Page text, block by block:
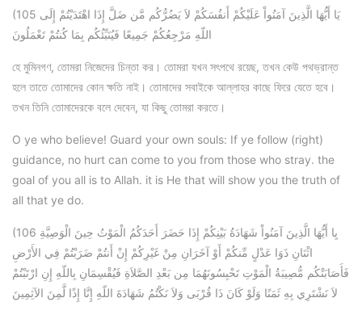
(105 يَا أَيُّهَا الَّذِينَ آمَنُواْ عَلَيْكُمْ أَنفُسَكُمْ لاَ يَضُرُّكُم مَّن ضَلَّ إِذَا اهْتَدَيْتُمْ إِلَى
اللّهِ مَرْجِعُكُمْ جَمِيعًا فَيُنَبِّئُكُم بِمَا كُنتُمْ تَعْمَلُونَ
হে মুমিনগণ, তোমরা নিজেদের চিন্তা কর। তোমরা যখন সৎপথে রয়েছ, তখন কেউ পথভ্রান্ত
হলে তাতে তোমাদের কোন ক্ষতি নাই। তোমাদের সবাইকে আল্লাহর কাছে ফিরে যেতে হবে।
তখন তিনি তোমাদেরকে বলে দেবেন, যা কিছু তোমরা করতে।
O ye who believe! Guard your own souls: If ye follow (right)
guidance, no hurt can come to you from those who stray. the
goal of you all is to Allah. it is He that will show you the truth of
all that ye do.
(106 يِا أَيُّهَا الَّذِينَ آمَنُواْ شَهَادَةُ بَيْنِكُمْ إِذَا حَضَرَ أَحَدَكُمُ الْمَوْتُ حِينَ الْوَصِيَّةِ
اثْنَانِ ذَوَا عَدْلٍ مِّنكُمْ أَوْ آخَرَانِ مِنْ غَيْرِكُمْ إِنْ أَنتُمْ ضَرَبْتُمْ فِي الأَرْضِ
فَأَصَابَتْكُم مُّصِيبَةُ الْمَوْتِ تَحْبِسُونَهُمَا مِن بَعْدِ الصَّلاَةِ فَيُقْسِمَانِ بِاللّهِ إِنِ ارْتَبْتُمْ
لاَ نَشْتَرِي بِهِ ثَمَنًا وَلَوْ كَانَ ذَا قُرْبَى وَلاَ نَكْتُمُ شَهَادَةَ اللّهِ إِنَّا إِذًا لَّمِنَ الآثِمِينَ